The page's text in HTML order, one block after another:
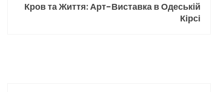
Кров та Життя: Арт-Виставка в Одеській
Кірсі